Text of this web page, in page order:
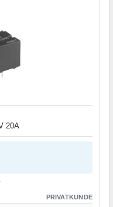
20A
PRIVATKUNDE